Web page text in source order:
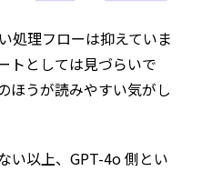
処理フローは抑えていま
トとしては見づらいで
ほうが読みやすい気がし
い以上、GPT-4o 側とい